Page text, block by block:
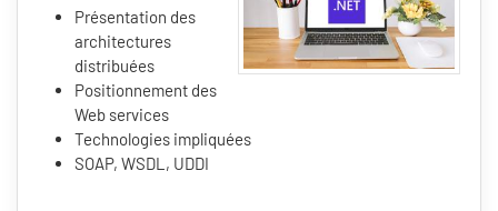
Présentation des
architectures
distribuées
Positionnement des
Web services
Technologies impliquées
SOAP, WSDL, UDDI